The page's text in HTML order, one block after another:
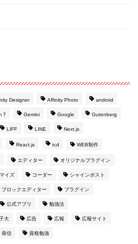
Designer Affinity Photo android
7 Gemini Google Gutenberg
LIFF LINE Next.js
React.js tcd WEB制作
エディター オリジナルプラグイン
イズ コーダー シャインポスト
ブロックエディター プラグイン
公式アプリ 勉強法
大 広告 広報 広報サイト
発信 資格勉強